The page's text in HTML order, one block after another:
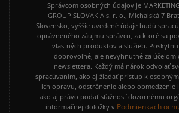
Správcom osobných údajov je
GROUP SLOVAKIA s. r. o., Michalská 7
Slovensko, vyššie uvedené údaje budú
oprávneného záujmu správcu, za ktoré sa
vlastných produktov a služieb.
dobrovoľné, ale nevyhnutné za účelom
newslettera. Každý má nárok odvolať
spracúvaním, ako aj žiadať prístup k
ich opravu, odstránenie alebo obmedzenie
ako aj právo podať sťažnosť dozornému
informačnej doložky v Podmienkach